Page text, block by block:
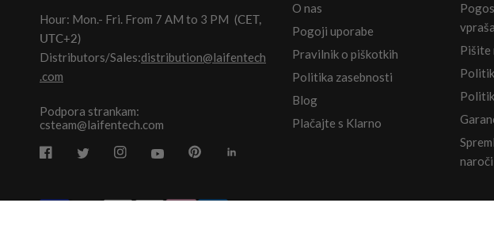
Hour: Mon.- Fri. From 7 AM to 3 PM (CET,
UTC+2)
Distributors/Sales:distribution@laifentech
.com
Podpora strankam:
csteam@laifentech.com
O nas
Pogoji uporabe
Pravilnik o piškotkih
Politika zasebnosti
Blog
Plačajte s Klarno
Pišite